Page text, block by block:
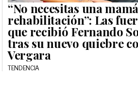
“No necesitas una
rehabilitación”: Las
que recibió Fernando
tras su nuevo quiebre
Vergara
TENDENCIA